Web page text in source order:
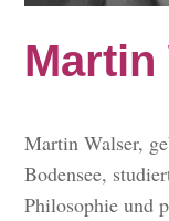
Martin
Martin Walser,
Bodensee,
Philosophie und